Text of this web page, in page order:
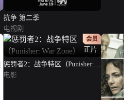
抗争 第二季
电视剧
正片
会员
惩罚者2：战争特区（Punisher:
War Zone）
电影